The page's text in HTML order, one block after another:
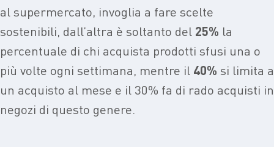
al supermercato, invoglia a fare scelte
sostenibili, dall’altra è soltanto del 25% la
percentuale di chi acquista prodotti sfusi una o
più volte ogni settimana, mentre il 40% si limita a
un acquisto al mese e il 30% fa di rado acquisti in
negozi di questo genere.